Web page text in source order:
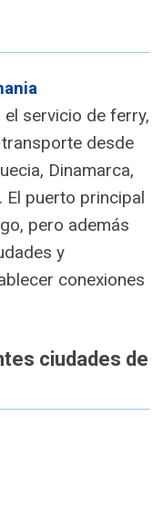
servicio de ferry,
desde
Dinamarca,
El puerto principal
pero además
y
conexiones
ciudades de